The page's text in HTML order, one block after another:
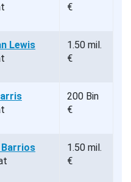
€
Lewis
1.50 mil.
€
200 Bin
€
Barrios
1.50 mil.
€